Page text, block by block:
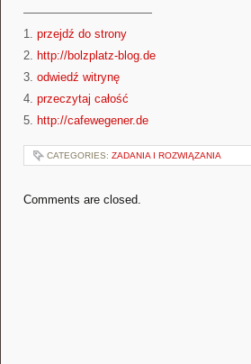
———————————
1. przejdź do strony
2. http://bolzplatz-blog.de
3. odwiedź witrynę
4. przeczytaj całość
5. http://cafewegener.de
CATEGORIES: ZADANIA I ROZWIĄZANIA
Comments are closed.